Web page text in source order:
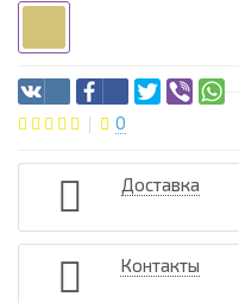
0
Доставка
Контакты